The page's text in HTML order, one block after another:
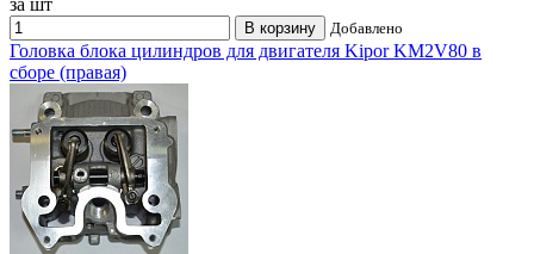
В корзину Добавлено
Головка блока цилиндров для двигателя Kipor KM2V80 в
сборе (правая)